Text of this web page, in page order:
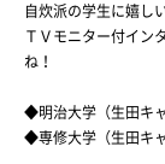
自炊派の学生に嬉し
ＴＶモニター付イン
ね！
◆明治大学（生田キ
◆専修大学（生田キ